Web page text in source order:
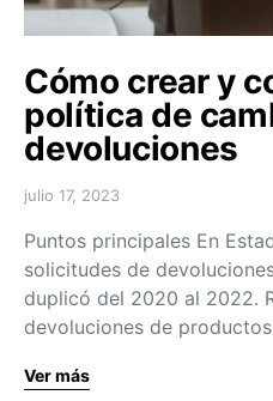
Cómo crear y
política de
devoluciones
julio 17, 2023
Puntos principales En
solicitudes de
duplicó del 2020 al 2022.
devoluciones de
Ver más